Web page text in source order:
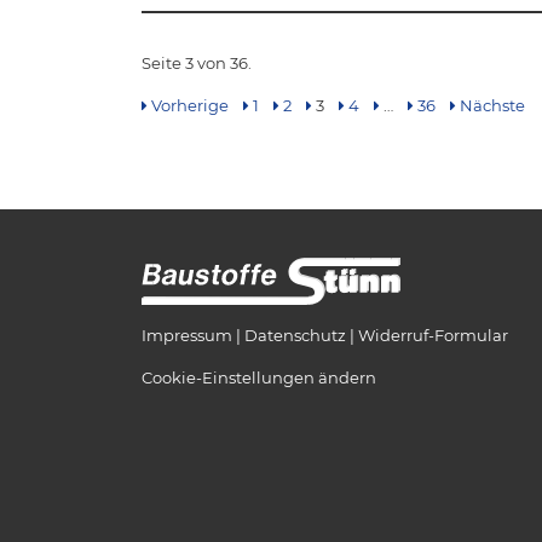
Seite 3 von 36.
Vorherige 1 2 3 4 36 Nächste
Impressum Datenschutz Widerruf-Formular
Cookie-Einstellungen ändern